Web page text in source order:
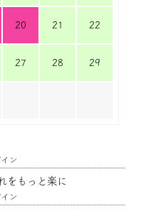
20 21 22
27 28 29
ン
をもっと楽に
ン